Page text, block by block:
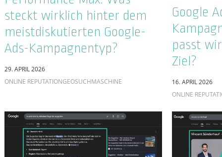
Platz 1 allein noch nichts
beweist
18. MÄRZ 2026
Warum
mehr
11. MÄRZ 2026